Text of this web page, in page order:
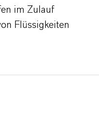
im Zulauf
Flüssigkeiten